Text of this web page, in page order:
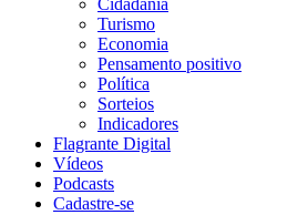
Cidadania
Turismo
Economia
Pensamento positivo
Política
Sorteios
Indicadores
Flagrante Digital
Vídeos
Podcasts
Cadastre-se